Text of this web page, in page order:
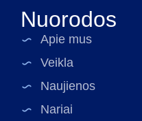
Nuorodos
Apie mus
Veikla
Naujienos
Nariai